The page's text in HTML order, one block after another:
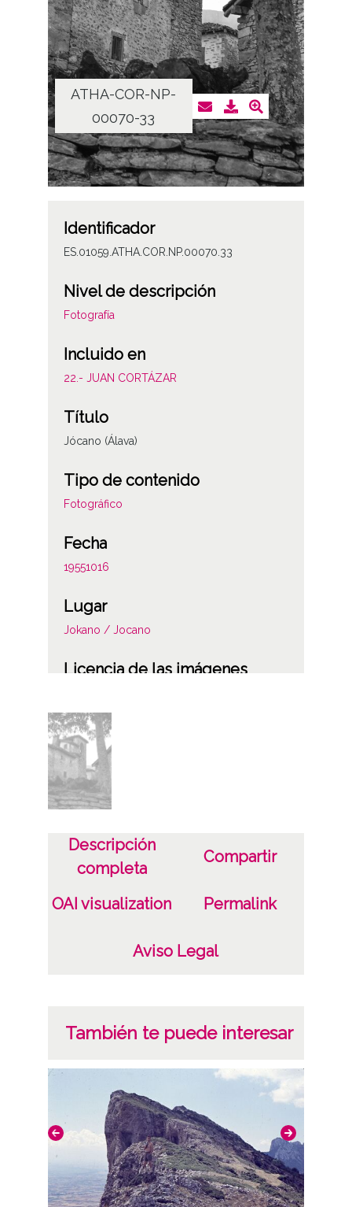
ATHA-COR-NP-
00070-33
Identificador
ES.01059.ATHA.COR.NP.00070.33
Nivel de descripción
Fotografía
Incluido en
22.- JUAN CORTÁZAR
Título
Jócano (Álava)
Tipo de contenido
Fotográfico
Fecha
19551016
Lugar
Jokano / Jocano
Licencia de las imágenes
Descripción
completa
Compartir
OAI visualization Permalink
Aviso Legal
También te puede interesar